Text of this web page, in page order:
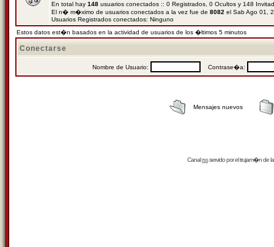
En total hay 148 usuarios conectados :: 0 Registrados, 0 Ocultos y 148
El n� m�ximo de usuarios conectados a la vez fue de 8082 el Sab Ago 01,
Usuarios Registrados conectados: Ninguno
Estos datos est�n basados en la actividad de usuarios de los �ltimos 5 minutos
Conectarse
Nombre de Usuario: Contrase�a:
Mensajes nuevos
Canalrssservido por eltrujam�nde